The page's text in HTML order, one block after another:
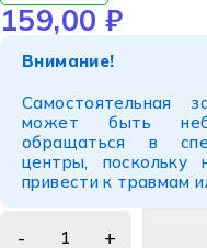
159,00 ₽
Внимание!
Самостоятельная
может быть
обращаться в
центры, поскольку
привести к травмам